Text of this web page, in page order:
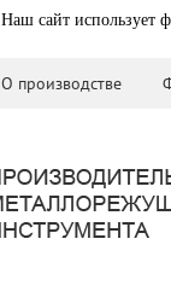
Наш сайт использует
О производстве